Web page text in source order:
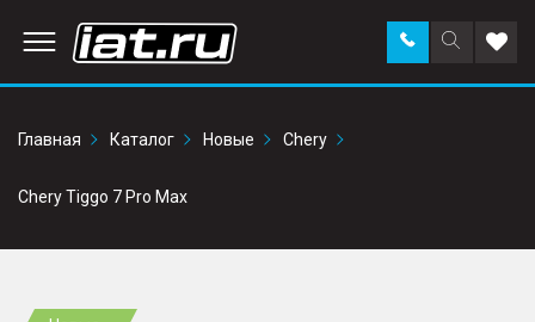
Поиск
по
Заказать
звонок в
Главная
Каталог Новые Chery
Chery Tiggo 7 Pro Max